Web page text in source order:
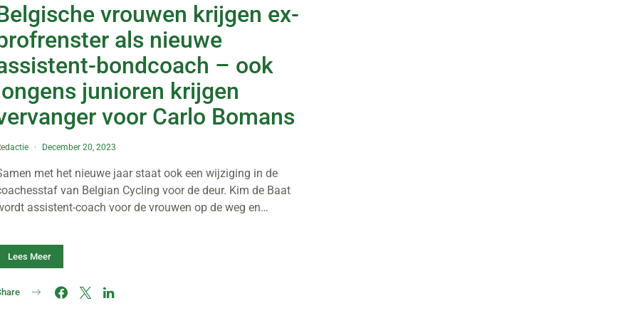
vrouwen krijgen ex-
als nieuwe
bondcoach – ook
junioren krijgen
voor Carlo Bomans
December 20, 2023
met het nieuwe jaar staat ook een wijziging in de
van Belgian Cycling voor de deur. Kim de Baat
assistent-coach voor de vrouwen op de weg en…
Lees Meer